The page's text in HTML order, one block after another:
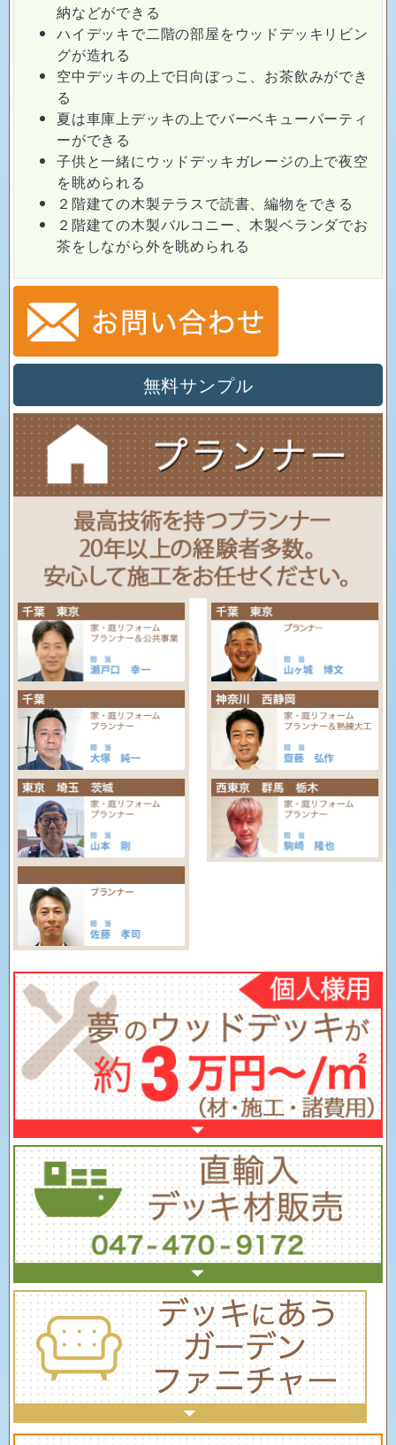
納などができる
ハイデッキで二階の部屋をウッドデッキリビン
グが造れる
空中デッキの上で日向ぼっこ、お茶飲みができ
る
夏は車庫上デッキの上でバーベキューパーティ
ーができる
子供と一緒にウッドデッキガレージの上で夜空
を眺められる
２階建ての木製テラスで読書、編物をできる
２階建ての木製バルコニー、木製ベランダでお
茶をしながら外を眺められる
無料サンプル